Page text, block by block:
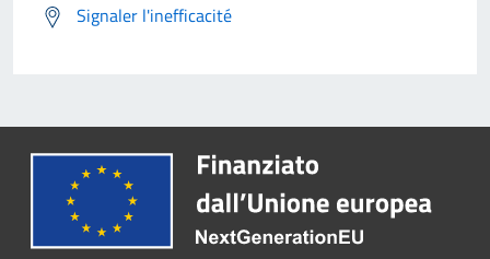
Signaler l'inefficacité